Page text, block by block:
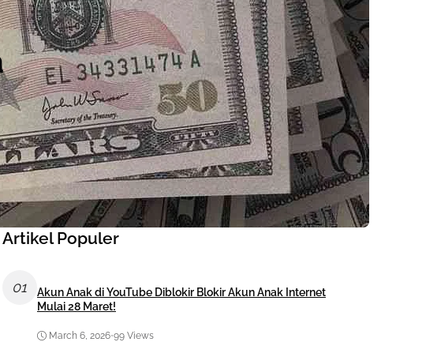
Artikel Populer
01
Akun Anak di YouTube Diblokir Blokir Akun Anak Internet
Mulai 28 Maret!
March 6, 2026•99 Views